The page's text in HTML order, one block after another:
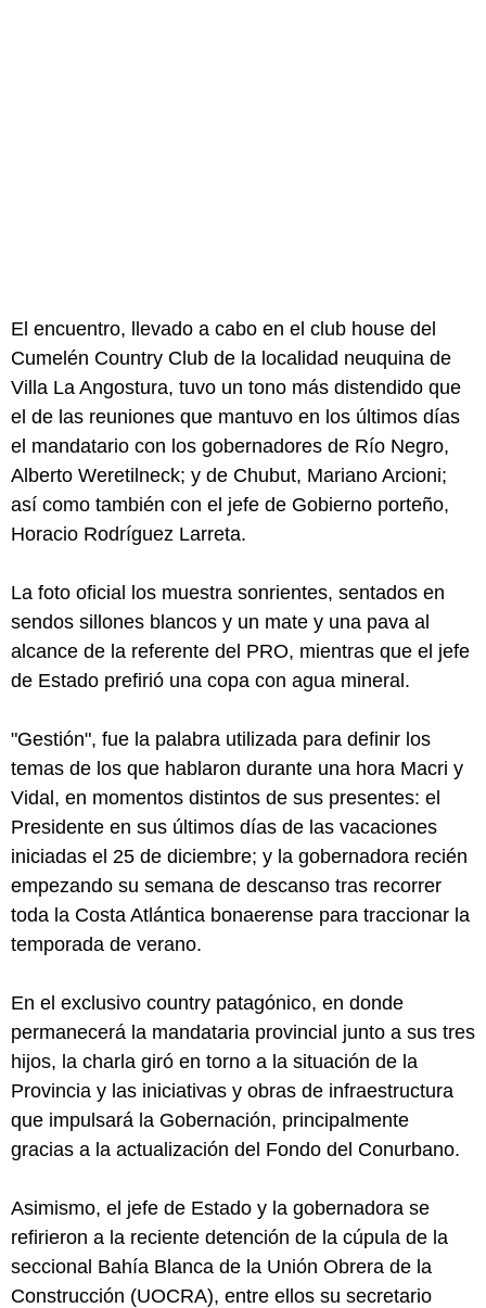
El encuentro, llevado a cabo en el club house del
Cumelén Country Club de la localidad neuquina de
Villa La Angostura, tuvo un tono más distendido que
el de las reuniones que mantuvo en los últimos días
el mandatario con los gobernadores de Río Negro,
Alberto Weretilneck; y de Chubut, Mariano Arcioni;
así como también con el jefe de Gobierno porteño,
Horacio Rodríguez Larreta.
La foto oficial los muestra sonrientes, sentados en
sendos sillones blancos y un mate y una pava al
alcance de la referente del PRO, mientras que el jefe
de Estado prefirió una copa con agua mineral.
"Gestión", fue la palabra utilizada para definir los
temas de los que hablaron durante una hora Macri y
Vidal, en momentos distintos de sus presentes: el
Presidente en sus últimos días de las vacaciones
iniciadas el 25 de diciembre; y la gobernadora recién
empezando su semana de descanso tras recorrer
toda la Costa Atlántica bonaerense para traccionar la
temporada de verano.
En el exclusivo country patagónico, en donde
permanecerá la mandataria provincial junto a sus tres
hijos, la charla giró en torno a la situación de la
Provincia y las iniciativas y obras de infraestructura
que impulsará la Gobernación, principalmente
gracias a la actualización del Fondo del Conurbano.
Asimismo, el jefe de Estado y la gobernadora se
refirieron a la reciente detención de la cúpula de la
seccional Bahía Blanca de la Unión Obrera de la
Construcción (UOCRA), entre ellos su secretario